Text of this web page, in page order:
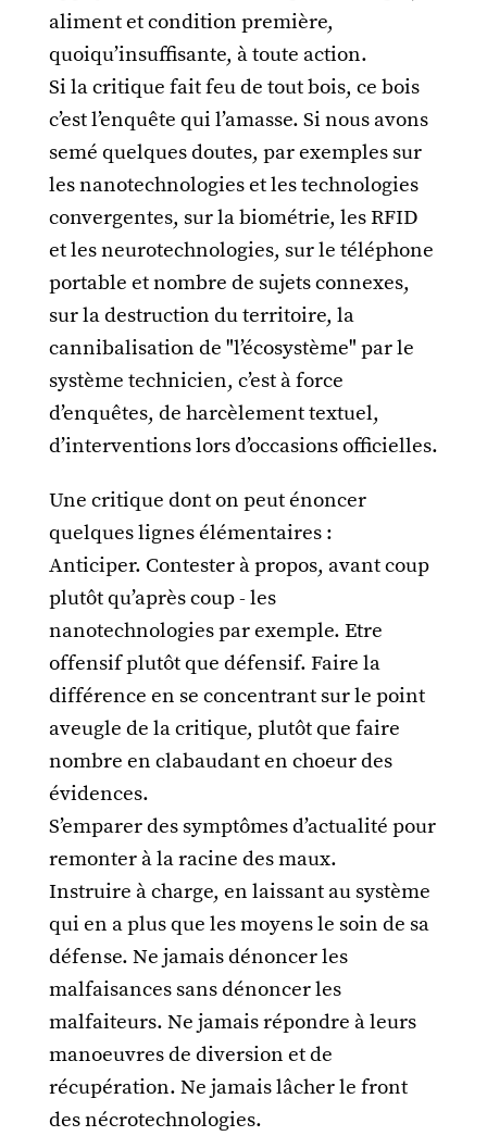
aliment et condition première,
quoiqu’insuffisante, à toute action.
Si la critique fait feu de tout bois, ce bois
c’est l’enquête qui l’amasse. Si nous avons
semé quelques doutes, par exemples sur
les nanotechnologies et les technologies
convergentes, sur la biométrie, les RFID
et les neurotechnologies, sur le téléphone
portable et nombre de sujets connexes,
sur la destruction du territoire, la
cannibalisation de "l’écosystème" par le
système technicien, c’est à force
d’enquêtes, de harcèlement textuel,
d’interventions lors d’occasions officielles.
Une critique dont on peut énoncer
quelques lignes élémentaires :
Anticiper. Contester à propos, avant coup
plutôt qu’après coup - les
nanotechnologies par exemple. Etre
offensif plutôt que défensif. Faire la
différence en se concentrant sur le point
aveugle de la critique, plutôt que faire
nombre en clabaudant en choeur des
évidences.
S’emparer des symptômes d’actualité pour
remonter à la racine des maux.
Instruire à charge, en laissant au système
qui en a plus que les moyens le soin de sa
défense. Ne jamais dénoncer les
malfaisances sans dénoncer les
malfaiteurs. Ne jamais répondre à leurs
manoeuvres de diversion et de
récupération. Ne jamais lâcher le front
des nécrotechnologies.